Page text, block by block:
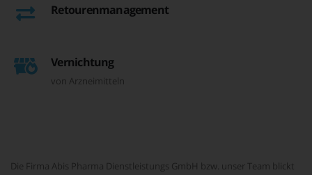
Retourenmanagement
Vernichtung
von Arzneimitteln
Die Firma Abis Pharma Dienstleistungs GmbH bzw. unser Team blickt